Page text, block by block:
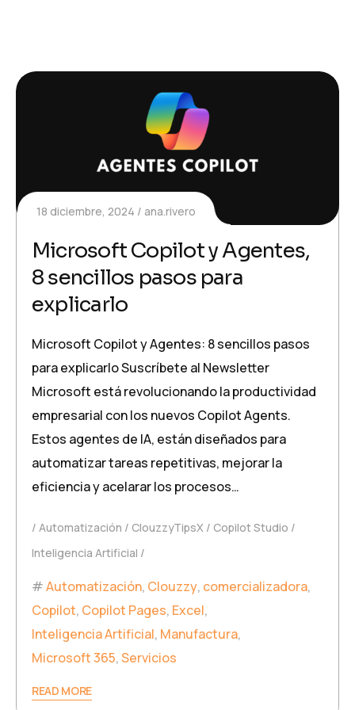
18 diciembre, 2024 ana.rivero
Microsoft Copilot y Agentes,
8 sencillos pasos para
explicarlo
Microsoft Copilot y Agentes: 8 sencillos pasos
para explicarlo Suscríbete al Newsletter
Microsoft está revolucionando la productividad
empresarial con los nuevos Copilot Agents.
Estos agentes de IA, están diseñados para
automatizar tareas repetitivas, mejorar la
eficiencia y acelarar los procesos…
Automatización ClouzzyTipsX
Copilot Studio
Inteligencia Artificial
Automatización, Clouzzy, comercializadora,
Copilot, Copilot Pages, Excel,
Inteligencia Artificial, Manufactura,
Microsoft 365,Servicios
READ MORE